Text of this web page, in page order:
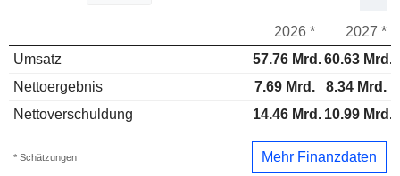
2026 *
2027 *
Umsatz
57.76 Mrd.60.63 Mrd.
Nettoergebnis
7.69 Mrd.
8.34 Mrd.
Nettoverschuldung
14.46 Mrd. 10.99 Mrd.
* Schätzungen Mehr Finanzdaten